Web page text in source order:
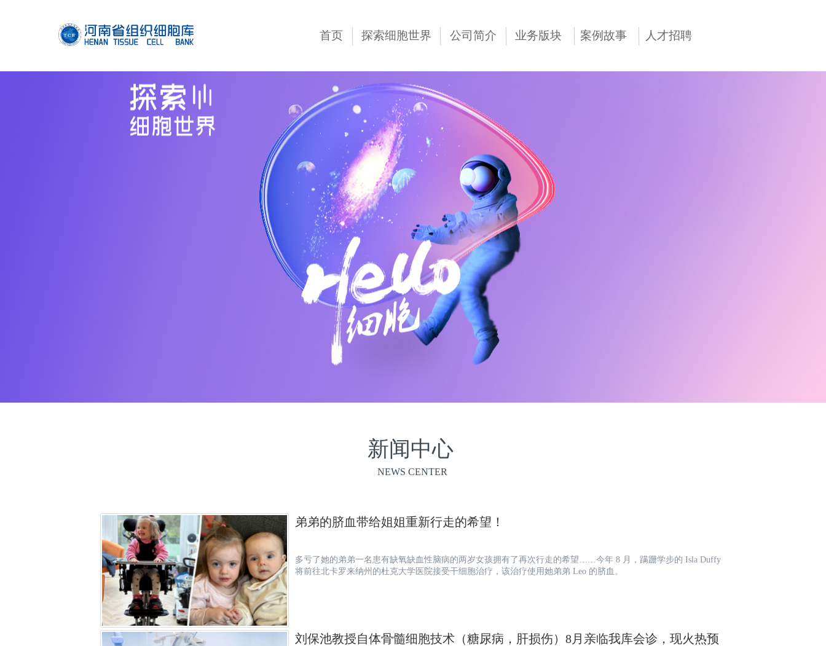
首页 探索细胞世界 公司简介 业务版块 案例故事 人才招聘
新闻中心
NEWS CENTER
弟弟的脐血带给姐姐重新行走的希望！
多亏了她的弟弟一名患有缺氧缺血性脑病的两岁女孩拥有了再次行走的希望……今年 8 月，蹒跚学步的 Isla Duffy
将前往北卡罗来纳州的杜克大学医院接受干细胞治疗，该治疗使用她弟弟 Leo 的脐血。
刘保池教授自体骨髓细胞技术（糖尿病，肝损伤）8月亲临我库会诊，现火热预